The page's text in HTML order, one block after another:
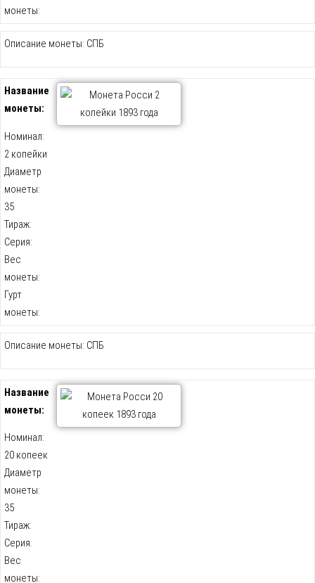
монеты:
Описание монеты: СПБ
Название
монеты:
Номинал:
2 копейки
Диаметр
монеты:
35
Тираж:
Серия:
Вес
монеты:
Гурт
монеты:
Описание монеты: СПБ
Название
монеты:
Номинал:
20 копеек
Диаметр
монеты:
35
Тираж:
Серия:
Вес
монеты: